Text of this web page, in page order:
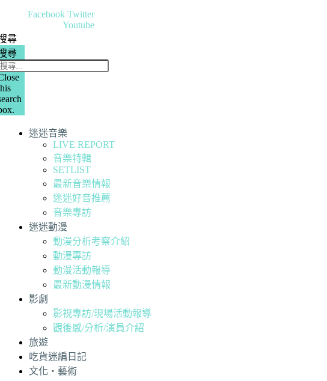
Facebook Twitter
Youtube
尋
尋
迷迷音樂
LIVE REPORT
音樂特輯
SETLIST
最新音樂情報
迷迷好音推薦
音樂專訪
迷迷動漫
動漫分析考察介紹
動漫專訪
動漫活動報導
最新動漫情報
影劇
影視專訪/現場活動報導
觀後感/分析/演員介紹
旅遊
吃貨迷編日記
文化・藝術